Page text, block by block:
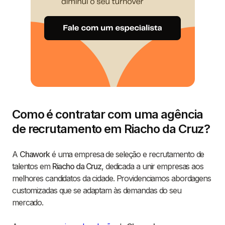
Como é contratar com uma agência
de recrutamento em Riacho da Cruz?
A Chaworké uma empresa de seleção e recrutamento de
talentos em Riacho da Cruz, dedicada a unir empresas aos
melhores candidatos da cidade. Providenciamos abordagens
customizadas que se adaptam às demandas do seu
mercado.